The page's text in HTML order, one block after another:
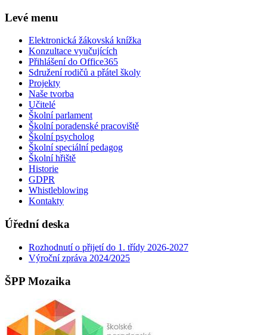
Levé menu
Elektronická žákovská knížka
Konzultace vyučujících
Přihlášení do Office365
Sdružení rodičů a přátel školy
Projekty
Naše tvorba
Učitelé
Školní parlament
Školní poradenské pracoviště
Školní psycholog
Školní speciální pedagog
Školní hřiště
Historie
GDPR
Whistleblowing
Kontakty
Úřední deska
Rozhodnutí o přijetí do 1. třídy 2026-2027
Výroční zpráva 2024/2025
ŠPP Mozaika